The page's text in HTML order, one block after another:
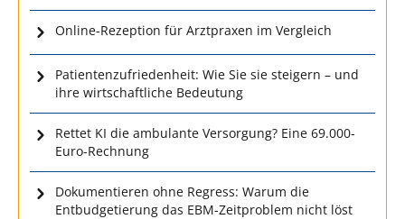
Online-Rezeption für Arztpraxen im Vergleich
Patientenzufriedenheit: Wie Sie sie steigern – und
ihre wirtschaftliche Bedeutung
Rettet KI die ambulante Versorgung? Eine 69.000-
Euro-Rechnung
Dokumentieren ohne Regress: Warum die
Entbudgetierung das EBM-Zeitproblem nicht löst